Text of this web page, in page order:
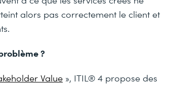
alors pas correctement le client et
?
Value », ITIL® 4 propose des